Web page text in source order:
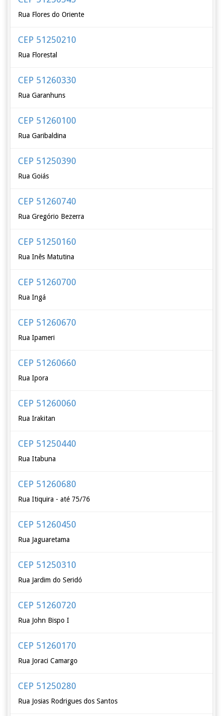
Rua Flores do Oriente
CEP 51250210
Rua Florestal
CEP 51260330
Rua Garanhuns
CEP 51260100
Rua Garibaldina
CEP 51250390
Rua Goiás
CEP 51260740
Rua Gregório Bezerra
CEP 51250160
Rua Inês Matutina
CEP 51260700
Rua Ingá
CEP 51260670
Rua Ipameri
CEP 51260660
Rua Ipora
CEP 51260060
Rua Irakitan
CEP 51250440
Rua Itabuna
CEP 51260680
Rua Itiquira - até 75/76
CEP 51260450
Rua Jaguaretama
CEP 51250310
Rua Jardim do Seridó
CEP 51260720
Rua John Bispo I
CEP 51260170
Rua Joraci Camargo
CEP 51250280
Rua Josias Rodrigues dos Santos